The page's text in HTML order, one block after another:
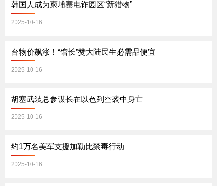
韩国人成为柬埔寨电诈园区“新猎物”
2025-10-16
台物价飙涨！“馆长”赞大陆民生必需品便宜
2025-10-16
胡塞武装总参谋长在以色列空袭中身亡
2025-10-16
约1万名美军支援加勒比禁毒行动
2025-10-16